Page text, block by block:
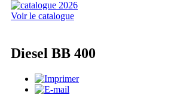
Voir le catalogue
Diesel BB 400